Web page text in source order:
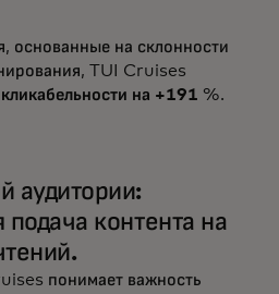
основанные на склонности
TUI Cruises
кликабельности на +191 %.
аудитории:
подача контента на
понимает важность